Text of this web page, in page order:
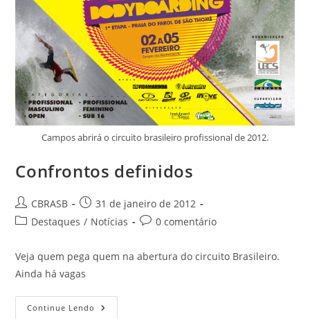
Campos abrirá o circuito brasileiro profissional de 2012.
Confrontos definidos
Autor
do
CBRASB
Post
publicado:
31 de janeiro de 2012
Categoria
post:
Destaques / Notícias
Comentários
post:
0 comentário
Veja quem pega quem na abertura do circuito Brasileiro.
Ainda há vagas
Continue Lendo Confrontos